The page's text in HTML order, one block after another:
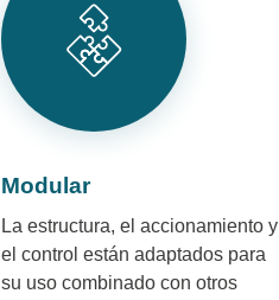
Modular
La estructura, el accionamiento y
el control están adaptados para
su uso combinado con otros